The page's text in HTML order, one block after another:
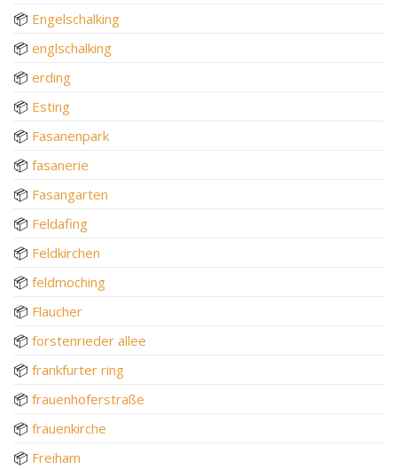
📦 Engelschalking
📦 englschalking
📦 erding
📦 Esting
📦 Fasanenpark
📦 fasanerie
📦 Fasangarten
📦 Feldafing
📦 Feldkirchen
📦 feldmoching
📦 Flaucher
📦 forstenrieder allee
📦 frankfurter ring
📦 frauenhoferstraße
📦 frauenkirche
📦 Freiham